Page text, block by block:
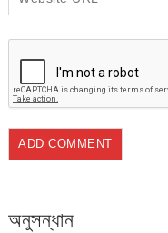
অনুসন্ধান